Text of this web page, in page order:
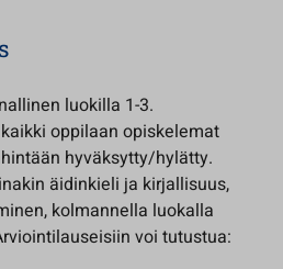
luokilla 1-3.
oppilaan opiskelemat
hyväksytty/hylätty.
äidinkieli ja kirjallisuus,
kolmannella luokalla
voi tutustua: